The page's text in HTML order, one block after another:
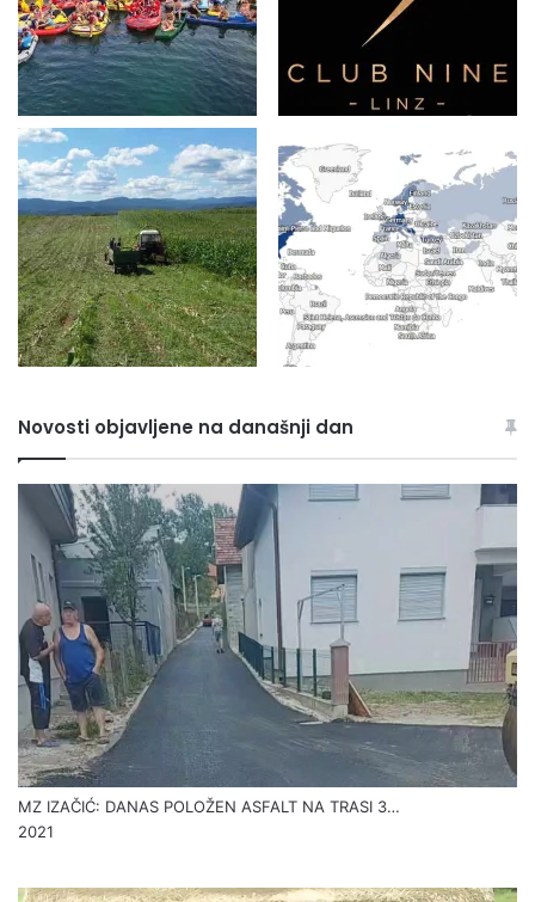
Novosti objavljene na današnji dan
MZ IZAČIĆ: DANAS POLOŽEN ASFALT NA TRASI 3…
2021